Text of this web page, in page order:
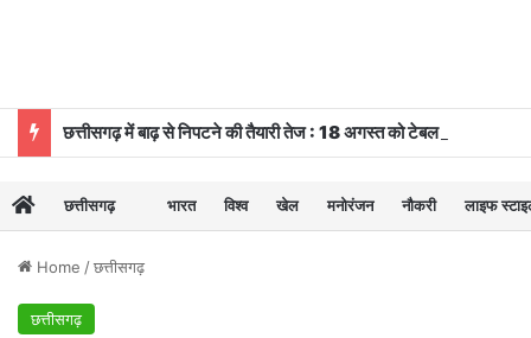
छत्तीसगढ़ भारत विश्व खेल मनोरंजन नौकरी लाइफ
Home /छत्तीसगढ़
छत्तीसगढ़